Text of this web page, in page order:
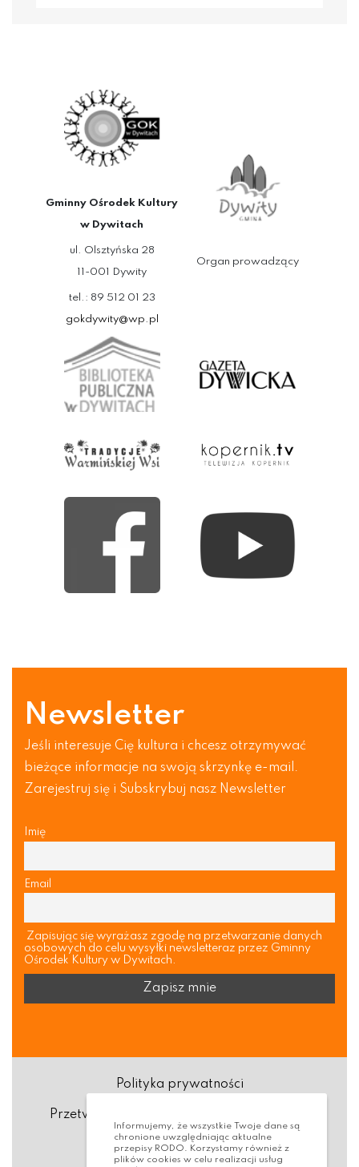
Gminny Ośrodek Kultury
w Dywitach
ul. Olsztyńska 28
11-001 Dywity
tel.: 89 512 01 23
gokdywity@wp.pl
Organ prowadzący
Newsletter
Jeśli interesuje Cię kultura i chcesz otrzymywać
bieżące informacje na swoją skrzynkę e-mail.
Zarejestruj się i Subskrybuj nasz Newsletter
Imię
Email
Zapisując się wyrażasz zgodę na przetwarzanie danych
osobowych do celu wysyłki newsletteraz przez Gminny
Ośrodek Kultury w Dywitach.
Polityka prywatności
Przetwarzanie danych osobowych (RODO)
Deklaracja dostępności
Informujemy, że wszystkie Twoje dane są
chronione uwzględniając aktualne
przepisy RODO. Korzystamy również z
plików cookies w celu realizacji usług